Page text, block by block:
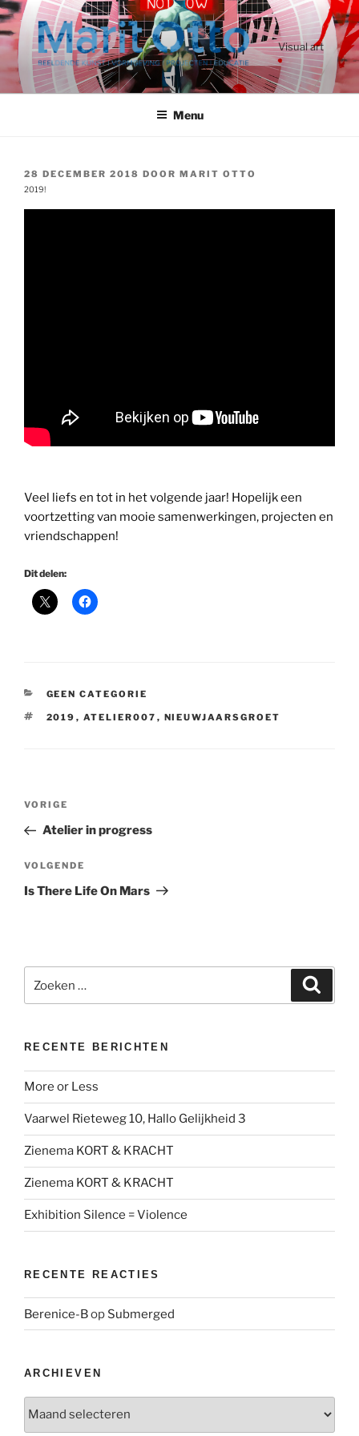
Ga
naar
de
inhoud
Visual art
Menu
GEPLAATST
OP
28 DECEMBER 2018 DOOR MARIT OTTO
2019!
Veel liefs en tot in het volgende jaar! Hopelijk een
voortzetting van mooie samenwerkingen, projecten en
vriendschappen!
Dit delen:
CATEGORIEËN
GEEN CATEGORIE
TAGS
2019 , ATELIER007 , NIEUWJAARSGROET
Vorig
bericht
VORIGE
Atelier in progress
Volgend
bericht
VOLGENDE
Is There Life On Mars
naar:
RECENTE BERICHTEN
More or Less
Vaarwel Rieteweg 10, Hallo Gelijkheid 3
Zienema KORT & KRACHT
Zienema KORT & KRACHT
Exhibition Silence = Violence
RECENTE REACTIES
Berenice-Bop Submerged
ARCHIEVEN